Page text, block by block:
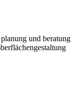
und beratung